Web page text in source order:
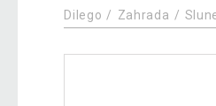
Dilego Zahrada